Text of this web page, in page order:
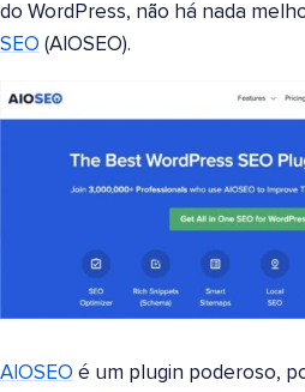
do WordPress, não há nada
SEO (AIOSEO).
AIOSEO é um plugin poderoso,